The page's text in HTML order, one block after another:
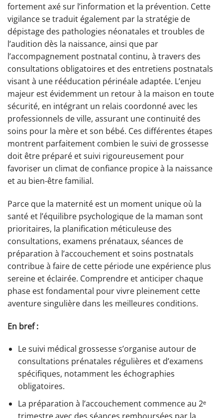
fortement axé sur l’information et la prévention. Cette
vigilance se traduit également par la stratégie de
dépistage des pathologies néonatales et troubles de
l’audition dès la naissance, ainsi que par
l’accompagnement postnatal continu, à travers des
consultations obligatoires et des entretiens postnatals
visant à une rééducation périnéale adaptée. L’enjeu
majeur est évidemment un retour à la maison en toute
sécurité, en intégrant un relais coordonné avec les
professionnels de ville, assurant une continuité des
soins pour la mère et son bébé. Ces différentes étapes
montrent parfaitement combien le suivi de grossesse
doit être préparé et suivi rigoureusement pour
favoriser un climat de confiance propice à la naissance
et au bien-être familial.
Parce que la maternité est un moment unique où la
santé et l’équilibre psychologique de la maman sont
prioritaires, la planification méticuleuse des
consultations, examens prénataux, séances de
préparation à l’accouchement et soins postnatals
contribue à faire de cette période une expérience plus
sereine et éclairée. Comprendre et anticiper chaque
phase est fondamental pour vivre pleinement cette
aventure singulière dans les meilleures conditions.
En bref :
Le suivi médical grossesse s’organise autour de
consultations prénatales régulières et d’examens
spécifiques, notamment les échographies
obligatoires.
La préparation à l’accouchement commence au 2ᵉ